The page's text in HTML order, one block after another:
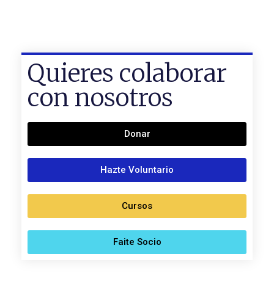
Quieres colaborar
con nosotros
Donar
Hazte Voluntario
Cursos
Faite Socio